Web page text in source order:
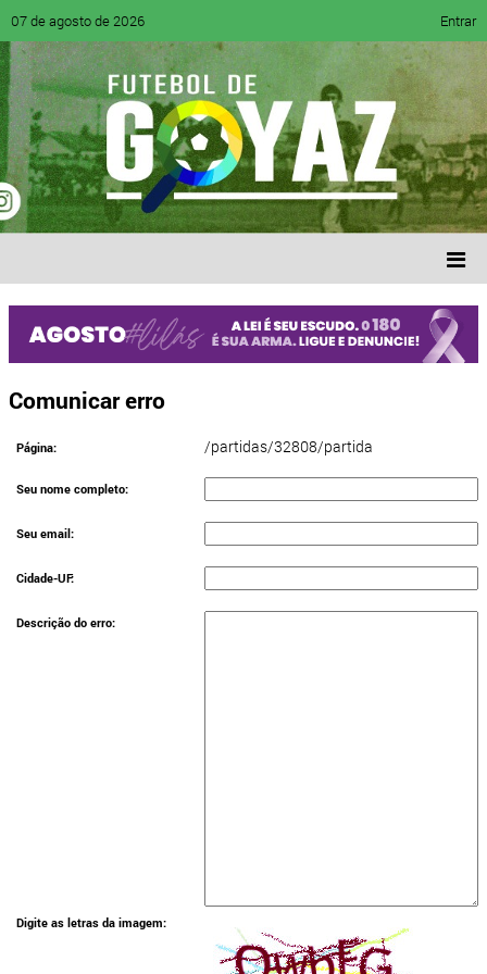
07 de agosto de 2026 Entrar
Comunicar erro
Página: /partidas/32808/partida
Seu nome completo:
Seu email:
Cidade-UF:
Descrição do erro:
Digite as letras da imagem: